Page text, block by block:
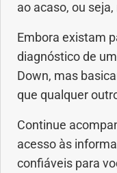
ao acaso, ou
Embora existam
diagnóstico de
Down, mas
que qualquer
Continue
acesso às
confiáveis para